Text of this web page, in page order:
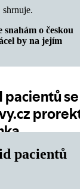
shrnuje.
o českou
by na jejím
pacientů